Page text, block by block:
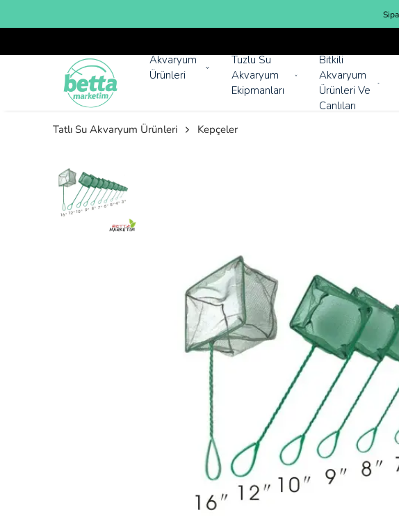
Akvaryum
Ürünleri
Tuzlu Su
Akvaryum
Ekipmanları
Bitkili
Akvaryum
Ürünleri Ve
Canlıları
Tatlı Su Akvaryum Ürünleri Kepçeler